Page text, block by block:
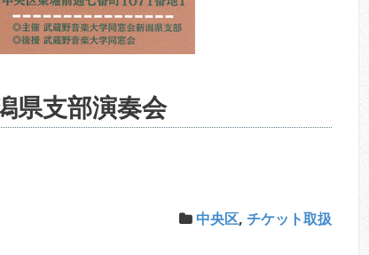
県支部演奏会
中央区, チケット取扱